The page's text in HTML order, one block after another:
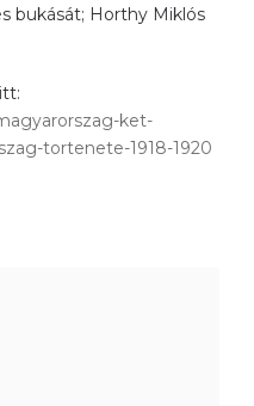
bukását; Horthy Miklós
ket-
tortenete-1918-1920